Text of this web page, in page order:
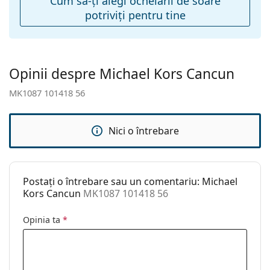
curățat:
Altele
Ochelari de soare
Brand:
Michael Kors
Cod:
MK1087 101418 56
potriviţi pentru tine
Opinii despre Michael Kors Cancun
MK1087 101418 56
Nici o întrebare
Postați o întrebare sau un comentariu: Michael
Kors Cancun MK1087 101418 56
Opinia ta *